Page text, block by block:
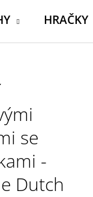
HRAČKY
se
-
Dutch
HÁDACÍ HRA SE 4
| DVA TÁTOVÉ